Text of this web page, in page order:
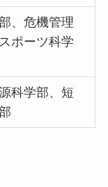
、危機管理
ポーツ科学
科学部、短